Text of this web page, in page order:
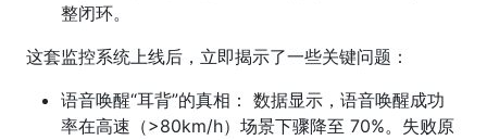
整闭环。
这套监控系统上线后，立即揭示了一些关键问题：
语音唤醒“耳背”的真相： 数据显示，语音唤醒成功
率在高速（>80km/h）场景下骤降至 70%。失败原